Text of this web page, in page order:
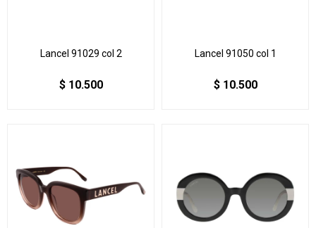
Lancel 91029 col 2
$ 10.500
Lancel 91050 col 1
$ 10.500